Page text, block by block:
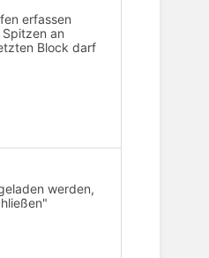
erfassen
an
Block darf
werden,